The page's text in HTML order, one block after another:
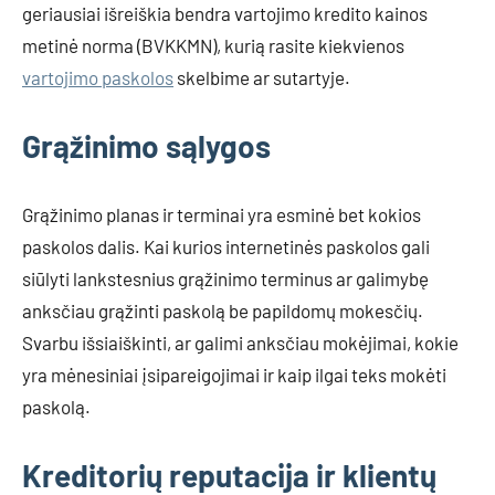
geriausiai išreiškia bendra vartojimo kredito kainos
metinė norma (BVKKMN), kurią rasite kiekvienos
vartojimo paskolos skelbime ar sutartyje.
Grąžinimo sąlygos
Grąžinimo planas ir terminai yra esminė bet kokios
paskolos dalis. Kai kurios internetinės paskolos gali
siūlyti lankstesnius grąžinimo terminus ar galimybę
anksčiau grąžinti paskolą be papildomų mokesčių.
Svarbu išsiaiškinti, ar galimi anksčiau mokėjimai, kokie
yra mėnesiniai įsipareigojimai ir kaip ilgai teks mokėti
paskolą.
Kreditorių reputacija ir klientų